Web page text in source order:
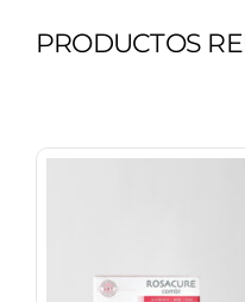
PRODUCTOS